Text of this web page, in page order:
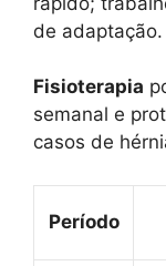
de adaptação.
Fisioterapia
semanal e
casos de
Período